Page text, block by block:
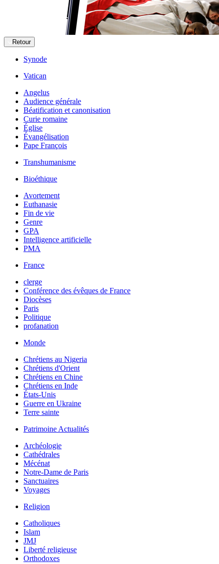
Retour
Synode
Vatican
Angelus
Audience générale
Béatification et canonisation
Curie romaine
Église
Évangélisation
Pape François
Transhumanisme
Bioéthique
Avortement
Euthanasie
Fin de vie
Genre
GPA
Intelligence artificielle
PMA
France
clerge
Conférence des évêques de France
Diocèses
Paris
Politique
profanation
Monde
Chrétiens au Nigeria
Chrétiens d'Orient
Chrétiens en Chine
Chrétiens en Inde
États-Unis
Guerre en Ukraine
Terre sainte
Patrimoine Actualités
Archéologie
Cathédrales
Mécénat
Notre-Dame de Paris
Sanctuaires
Voyages
Religion
Catholiques
Islam
JMJ
Liberté religieuse
Orthodoxes